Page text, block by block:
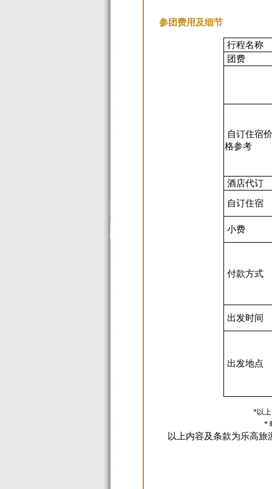
参团费用及细节
行程名称
团费
自订住宿价
格参考
酒店代订
自订住宿
小费
付款方式
出发时间
出发地点
*以
*
以上内容及条款为乐高